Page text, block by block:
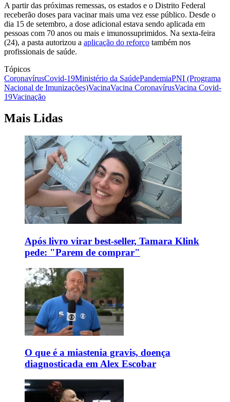
A partir das próximas remessas, os estados e o Distrito Federal
receberão doses para vacinar mais uma vez esse público. Desde o
dia 15 de setembro, a dose adicional estava sendo aplicada em
pessoas com 70 anos ou mais e imunossuprimidos. Na sexta-feira
(24), a pasta autorizou a aplicação do reforço também nos
profissionais de saúde.
Tópicos
CoronavírusCovid-19Ministério da SaúdePandemiaPNI (Programa
Nacional de Imunizações)VacinaVacina CoronavírusVacina Covid-
19Vacinação
Mais Lidas
Após livro virar best-seller, Tamara Klink
pede: "Parem de comprar"
O que é a miastenia gravis, doença
diagnosticada em Alex Escobar